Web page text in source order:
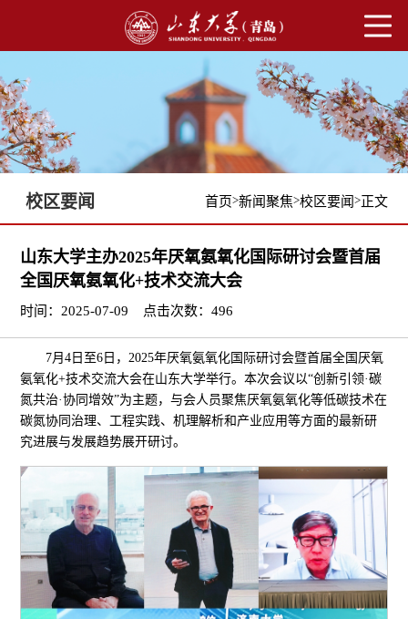
校区要闻 首页>新闻聚焦>校区要闻 >正文
山东大学主办2025年厌氧氨氧化国际研讨会暨首届
全国厌氧氨氧化+技术交流大会
时间：2025-07-09 点击次数：496
7月4日至6日，2025年厌氧氨氧化国际研讨会暨首届全国厌氧
氨氧化+技术交流大会在山东大学举行。本次会议以“创新引领·碳
氮共治·协同增效”为主题，与会人员聚焦厌氧氨氧化等低碳技术在
碳氮协同治理、工程实践、机理解析和产业应用等方面的最新研
究进展与发展趋势展开研讨。